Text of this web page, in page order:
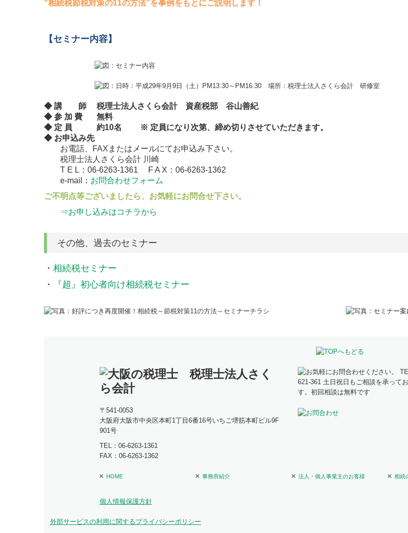
“相続税節税対策の11の方法”を事例をもとにご説明します！
【セミナー内容】
◆ 講 師 税理士法人さくら会計 資産税部 谷山善紀
◆ 参 加 費 無料
◆ 定 員 約10名 ※ 定員になり次第、締め切りさせていただきます。
◆ お申込み先
お電話、FAXまたはメールにてお申込み下さい。
税理士法人さくら会計 川崎
T E L： 06-6263-1361 F A X：06-6263-1362
e-mail： お問合わせフォーム
ご不明点等ございましたら、お気軽にお問合せ下さい。
⇒お申し込みはコチラから
その他、過去のセミナー
・ 相続税セミナー
・
『超』初心者向け相続税セミナー
〒541-0053
大阪府大阪市中央区本町1丁目6番16号いちご堺筋本町ビル9F
901号
TEL： 06-6263-1361
FAX： 06-6263-1362
HOME 事務所紹介 法人・個人事業主のお客様 相続
個人情報保護方針
外部サービスの利用に関するプライバシーポリシー